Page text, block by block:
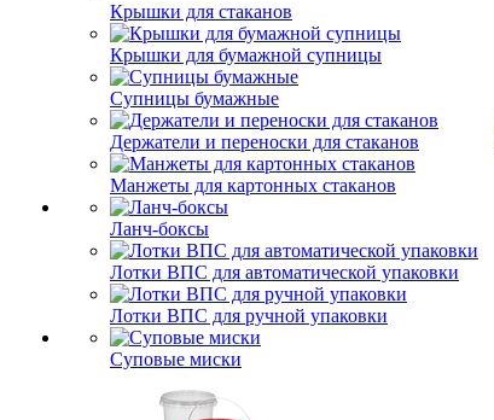
Крышки для стаканов
Крышки для бумажной супницы
Супницы бумажные
Держатели и переноски для стаканов
Манжеты для картонных стаканов
Ланч-боксы
Лотки ВПС для автоматической упаковки
Лотки ВПС для ручной упаковки
Суповые миски